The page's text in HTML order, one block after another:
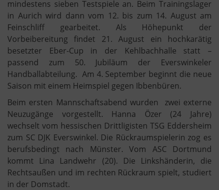
mindestens sieben Testspiele an. Beim Trainingslager
in Aurich wird dann vom 12. bis zum 14. August am
Feinschliff gearbeitet. Als Höhepunkt der
Vorbeibereitung findet 21. August ein hochkarätig
besetzter Eber-Cup in der Kehlbachhalle statt –
passend zum 50. Jubiläum der Everswinkeler
Handballabteilung. Am 4. September beginnt die neue
Saison mit einem Heimspiel gegen Ibbenbüren.
Beim ersten Mannschaftsabend wurden zwei externe
Neuzugänge vorgestellt. Hanna Özer (24 Jahre)
wechselt vom hessischen Drittligisten TSG Eddersheim
zum SC DJK Everswinkel. Die Rückraumspielerin zog es
berufsbedingt nach Münster. Vom ASC Dortmund
kommt Lina Landwehr (20). Die Linkshänderin, die
Rechtsaußen und im rechten Rückraum spielt, studiert
in der Domstadt.